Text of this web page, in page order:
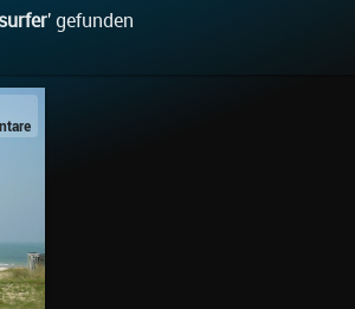
' gefunden